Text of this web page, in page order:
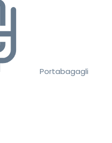
Portabagagli